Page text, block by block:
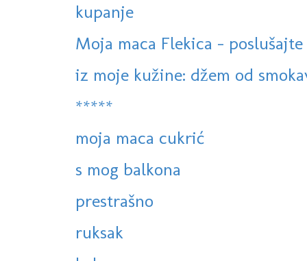
kupanje
Moja maca Flekica -
iz moje kužine: džem od
*****
moja maca cukrić
s mog balkona
prestrašno
ruksak